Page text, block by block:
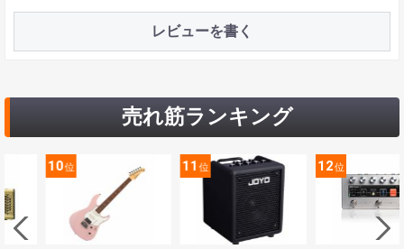
レビューを書く
売れ筋ランキング
11位 12位 13位